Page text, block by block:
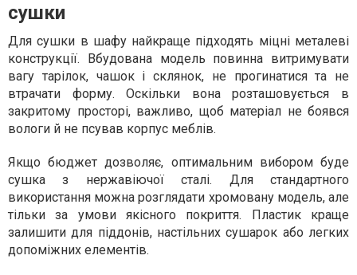
сушки
Для сушки в шафу найкраще підходять міцні металеві
конструкції. Вбудована модель повинна витримувати
вагу тарілок, чашок і склянок, не прогинатися та не
втрачати форму. Оскільки вона розташовується в
закритому просторі, важливо, щоб матеріал не боявся
вологи й не псував корпус меблів.
Якщо бюджет дозволяє, оптимальним вибором буде
сушка з нержавіючої сталі. Для стандартного
використання можна розглядати хромовану модель, але
тільки за умови якісного покриття. Пластик краще
залишити для піддонів, настільних сушарок або легких
допоміжних елементів.